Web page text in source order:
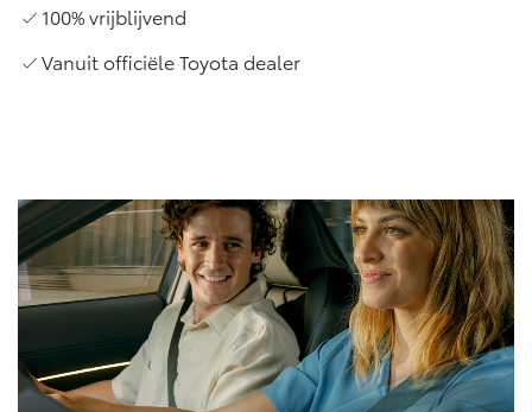
Vanaf € 37.500,- Vanaf € 55.950,-
Proace Max (excl. BTW)
OOK ALS BATTERIJ-
ELEKTRISCH
Hilux (excl. BTW)
OOK ALS BATTERIJ-
ELEKTRISCH
100% vrijblijvend
Vanuit officiële Toyota dealer